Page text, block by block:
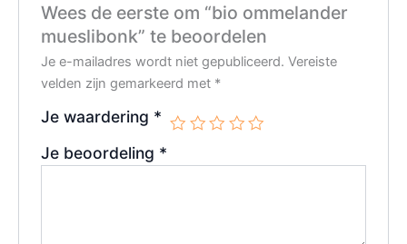
Wees de eerste om “bio ommelander
mueslibonk” te beoordelen
Je e-mailadres wordt niet gepubliceerd. Vereiste
velden zijn gemarkeerd met *
Je waardering *
Je beoordeling *